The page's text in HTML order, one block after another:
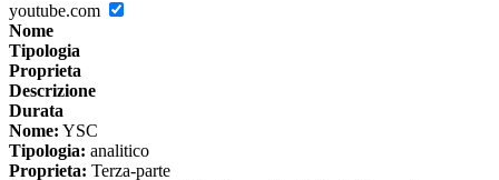
youtube.com
Nome
Tipologia
Proprieta
Descrizione
Durata
Nome: YSC
Tipologia: analitico
Proprieta: Terza-parte